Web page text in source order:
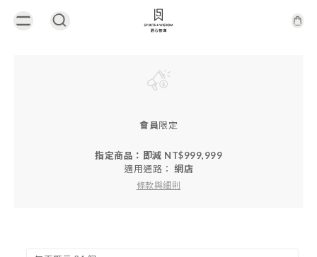
會員限定
指定商品：即減 NT$999,999
適用通路： 網店
條款與細則